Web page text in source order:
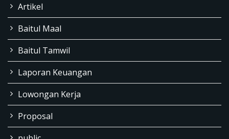
Artikel
Baitul Maal
Baitul Tamwil
Laporan Keuangan
Lowongan Kerja
Proposal